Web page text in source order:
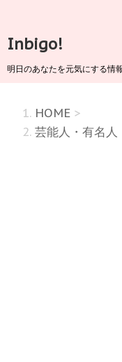
Inbigo!
明日のあなたを元気にする情
HOME >
芸能人・有名人